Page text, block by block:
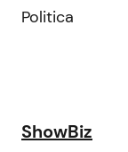
Politica
ShowBiz